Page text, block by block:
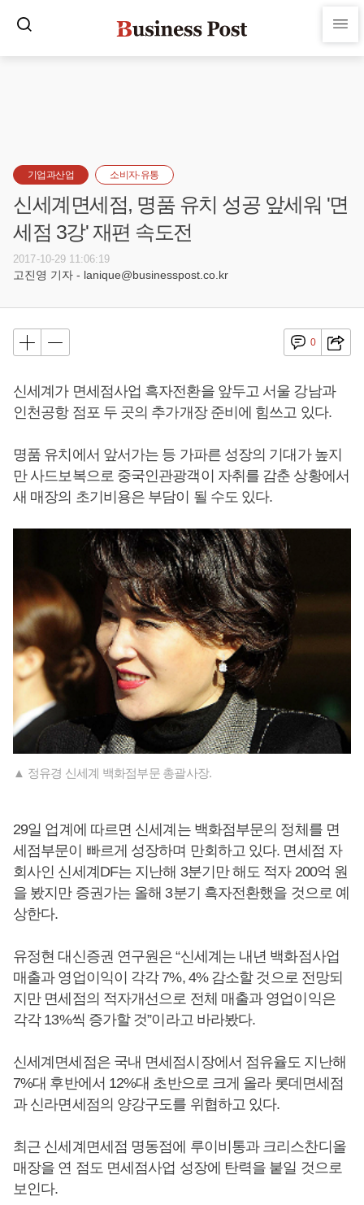
기업과산업 소비자·유통
신세계면세점, 명품 유치 성공 앞세워 '면
세점 3강' 재편 속도전
2017-10-29 11:06:19
고진영 기자 - lanique@businesspost.co.kr
0
신세계가 면세점사업 흑자전환을 앞두고 서울 강남과
인천공항 점포 두 곳의 추가개장 준비에 힘쓰고 있다.
명품 유치에서 앞서가는 등 가파른 성장의 기대가 높지
만 사드보복으로 중국인관광객이 자취를 감춘 상황에서
새 매장의 초기비용은 부담이 될 수도 있다.
▲ 정유경 신세계 백화점부문 총괄사장.
29일 업계에 따르면 신세계는 백화점부문의 정체를 면
세점부문이 빠르게 성장하며 만회하고 있다. 면세점 자
회사인 신세계DF는 지난해 3분기만 해도 적자 200억 원
을 봤지만 증권가는 올해 3분기 흑자전환했을 것으로 예
상한다.
유정현 대신증권 연구원은 “신세계는 내년 백화점사업
매출과 영업이익이 각각 7%, 4% 감소할 것으로 전망되
지만 면세점의 적자개선으로 전체 매출과 영업이익은
각각 13%씩 증가할 것”이라고 바라봤다.
신세계면세점은 국내 면세점시장에서 점유율도 지난해
7%대 후반에서 12%대 초반으로 크게 올라 롯데면세점
과 신라면세점의 양강구도를 위협하고 있다.
최근 신세계면세점 명동점에 루이비통과 크리스찬디올
매장을 연 점도 면세점사업 성장에 탄력을 붙일 것으로
보인다.